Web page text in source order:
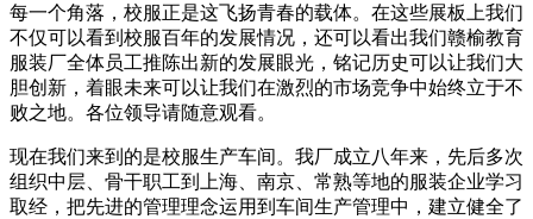
每一个角落，校服正是这飞扬青春的载体。在这些展板上我们
不仅可以看到校服百年的发展情况，还可以看出我们赣榆教育
服装厂全体员工推陈出新的发展眼光，铭记历史可以让我们大
胆创新，着眼未来可以让我们在激烈的市场竞争中始终立于不
败之地。各位领导请随意观看。
现在我们来到的是校服生产车间。我厂成立八年来，先后多次
组织中层、骨干职工到上海、南京、常熟等地的服装企业学习
取经，把先进的管理理念运用到车间生产管理中，建立健全了